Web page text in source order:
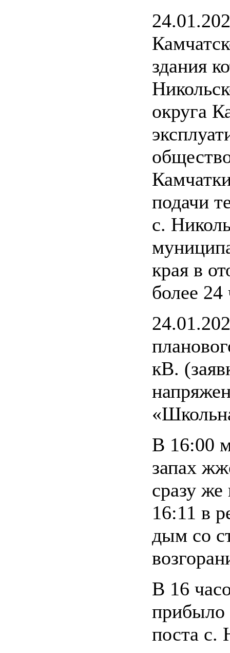
здания
округа
подачи
с.
края в
более 24
кВ.
В 16:00
запах
сразу же
16:11 в
дым со
В 16
прибыло
поста